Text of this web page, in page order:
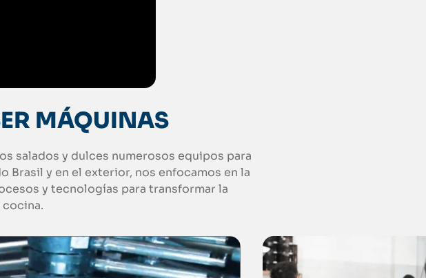
MÁQUINAS
salados y dulces numerosos equipos para
y en el exterior, nos enfocamos en la
y tecnologías para transformar la